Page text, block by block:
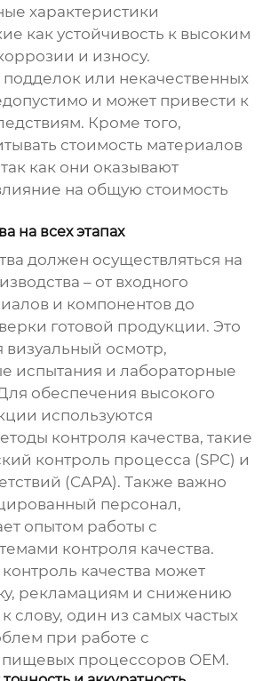
характеристики
как устойчивость к высоким
и износу.
или некачественных
и может привести к
Кроме того,
стоимость материалов
как они оказывают
на общую стоимость
на всех этапах
должен осуществляться на
– от входного
и компонентов до
готовой продукции. Это
визуальный осмотр,
испытания и лабораторные
обеспечения высокого
используются
контроля качества, такие
контроль процесса (SPC) и
(CAPA). Также важно
персонал,
опытом работы с
контроля качества.
качества может
рекламациям и снижению
слову, один из самых частых
при работе с
процессоров OEM.